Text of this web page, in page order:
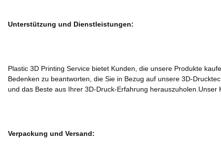
Unterstützung und Dienstleistungen:
Plastic 3D Printing Service bietet Kunden, die unsere Produkte
Bedenken zu beantworten, die Sie in Bezug auf unsere 3D-
und das Beste aus Ihrer 3D-Druck-Erfahrung
Verpackung und Versand: